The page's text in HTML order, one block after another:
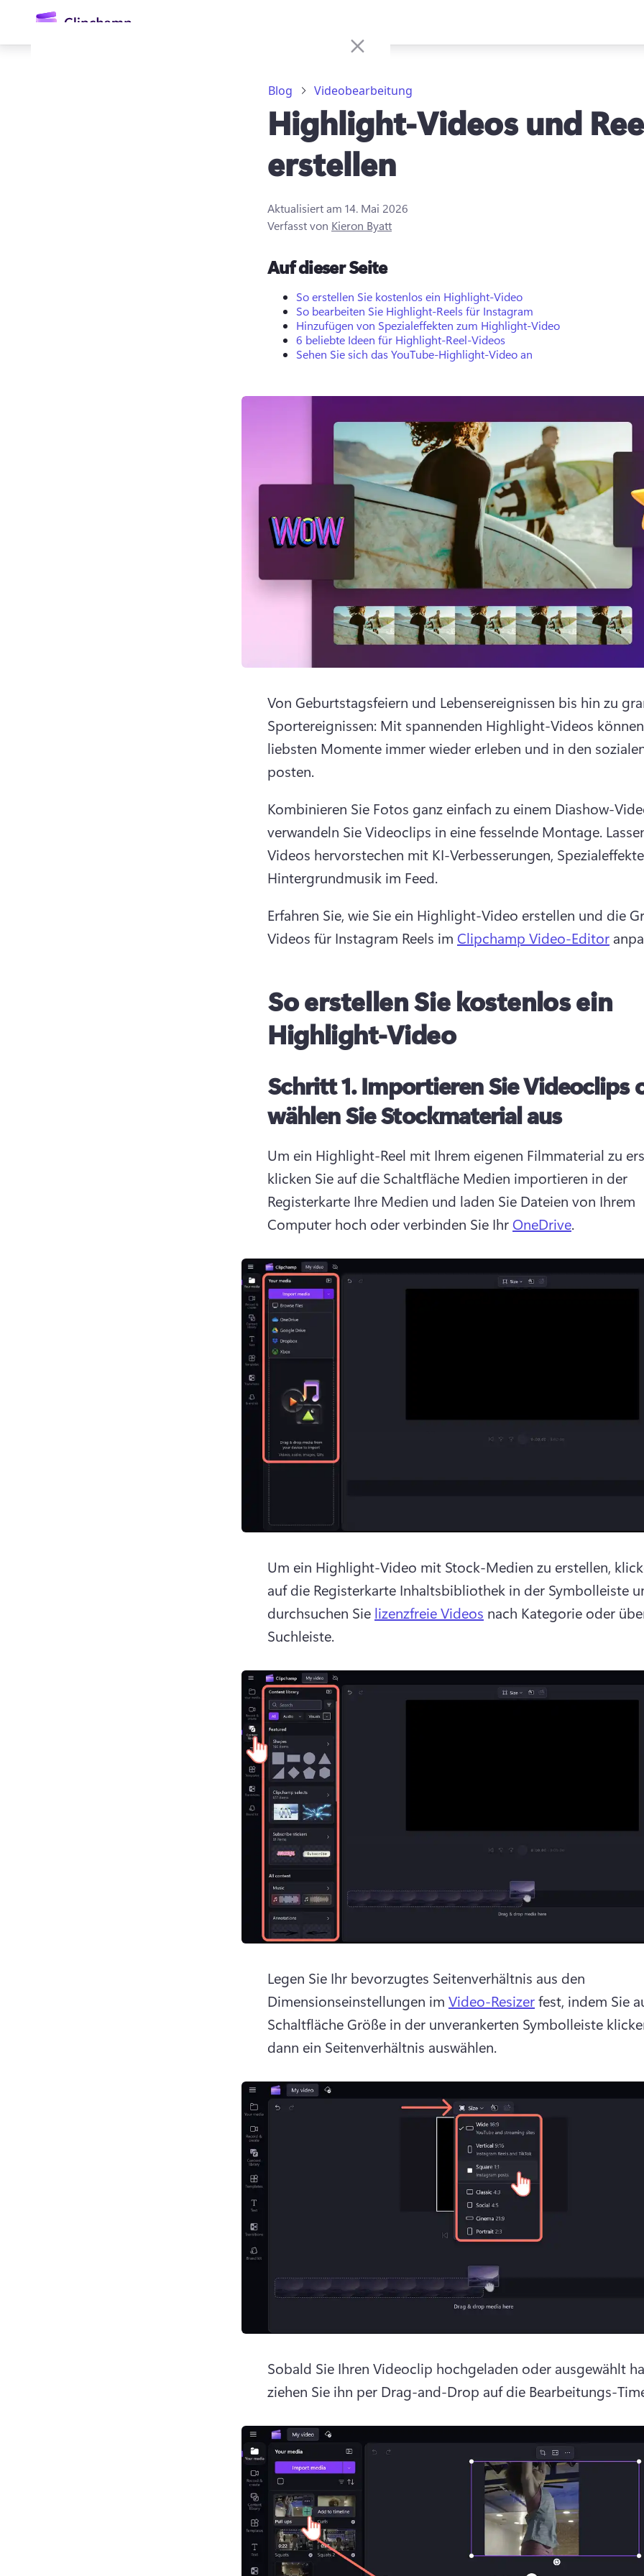
Blog Videobearbeitung
Highlight-Videos und
erstellen
Aktualisiert am 14. Mai 2026
Verfasst von Kieron Byatt
Auf dieser Seite
So erstellen Sie kostenlos ein Highlight-Video
So bearbeiten Sie Highlight-Reels für Instagram
Hinzufügen von Spezialeffekten zum Highlight-Video
6 beliebte Ideen für Highlight-Reel-Videos
Sehen Sie sich das YouTube-Highlight-Video an
Von Geburtstagsfeiern und Lebensereignissen bis hin zu
Sportereignissen: Mit spannenden Highlight-Videos
liebsten Momente immer wieder erleben und in den
posten.
Kombinieren Sie Fotos ganz einfach zu einem Diashow-
verwandeln Sie Videoclips in eine fesselnde Montage.
Videos hervorstechen mit KI-Verbesserungen,
Hintergrundmusik im Feed.
Erfahren Sie, wie Sie ein Highlight-Video erstellen und die
Videos für Instagram Reels im Clipchamp Video-Editor
So erstellen Sie kostenlos ein
Highlight-Video
Schritt 1.Importieren Sie Videoclips
wählen Sie Stockmaterial aus
Um ein Highlight-Reel mit Ihrem eigenen Filmmaterial zu
klicken Sie auf die Schaltfläche Medien importieren in der
Registerkarte Ihre Medien und laden Sie Dateien von Ihrem
Computer hoch oder verbinden Sie Ihr OneDrive.
Um ein Highlight-Video mit Stock-Medien zu erstellen,
auf die Registerkarte Inhaltsbibliothek in der Symbolleiste
durchsuchen Sie lizenzfreie Videos nach Kategorie oder
Suchleiste.
Legen Sie Ihr bevorzugtes Seitenverhältnis aus den
Dimensionseinstellungen im Video-Resizer fest, indem Sie
Schaltfläche Größe in der unverankerten Symbolleiste
dann ein Seitenverhältnis auswählen.
Sobald Sie Ihren Videoclip hochgeladen oder ausgewählt
ziehen Sie ihn per Drag-and-Drop auf die Bearbeitungs-